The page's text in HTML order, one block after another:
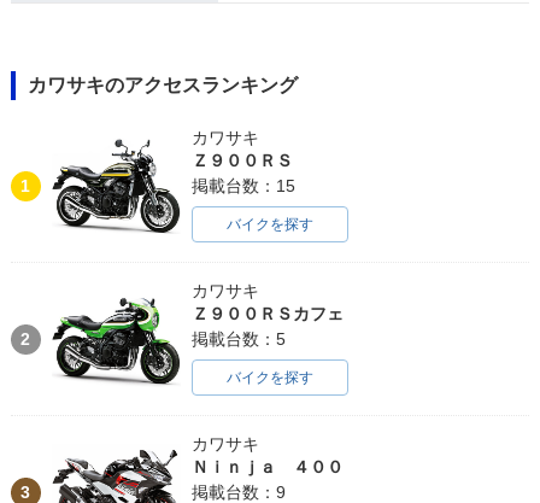
カワサキのアクセスランキング
1
カワサキ
Ｚ９００ＲＳ
掲載台数：15
バイクを探す
2
カワサキ
Ｚ９００ＲＳカフェ
掲載台数：5
バイクを探す
3
カワサキ
Ｎｉｎｊａ ４００
掲載台数：9